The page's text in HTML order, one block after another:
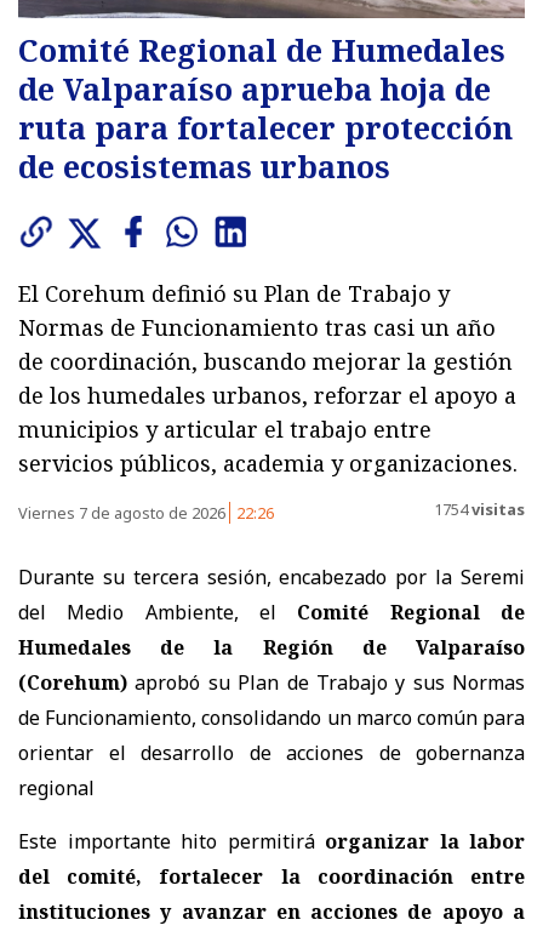
Comité Regional de Humedales
de Valparaíso aprueba hoja de
ruta para fortalecer protección
de ecosistemas urbanos
El Corehum definió su Plan de Trabajo y
Normas de Funcionamiento tras casi un año
de coordinación, buscando mejorar la gestión
de los humedales urbanos, reforzar el apoyo a
municipios y articular el trabajo entre
servicios públicos, academia y organizaciones.
Viernes 7 de agosto de 2026 22:26 1754visitas
Durante su tercera sesión, encabezado por la Seremi
del Medio Ambiente, el
Comité Regional de
Humedales de la Región de Valparaíso
(Corehum) aprobó su Plan de Trabajo y sus Normas
de Funcionamiento, consolidando un marco común para
orientar el desarrollo de acciones de gobernanza
regional
Este importante hito permitirá organizar la labor
del comité, fortalecer la coordinación entre
instituciones y avanzar en acciones de apoyo a